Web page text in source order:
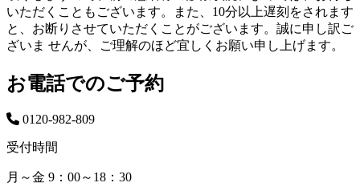
いただくこともございます。また、10分以上遅刻をされます
と、お断りさせていただくことがございます。誠に申し訳ご
ざいま せんが、ご理解のほど宜しくお願い申し上げます。
お電話でのご予約
0120-982-809
受付時間
月～金 9：00～18：30